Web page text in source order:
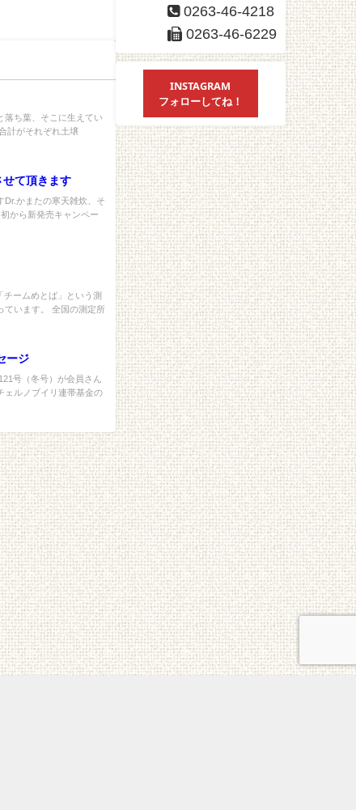
落ち葉、そこに生えてい
計がそれぞれ土壌
せて頂きます
Dr.かまたの寒天雑炊、そ
から新発売キャンペー
ームめとば」という測
ています。 全国の測定所
ージ
号（冬号）が会員さん
ェルノブイリ連帯基金の
0263-46-4218
0263-46-6229
INSTAGRAM
フォローしてね！